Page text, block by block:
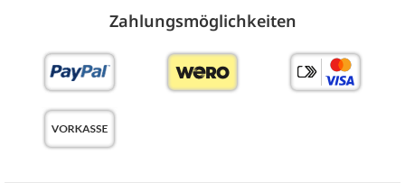
Zahlungs­möglich­keiten